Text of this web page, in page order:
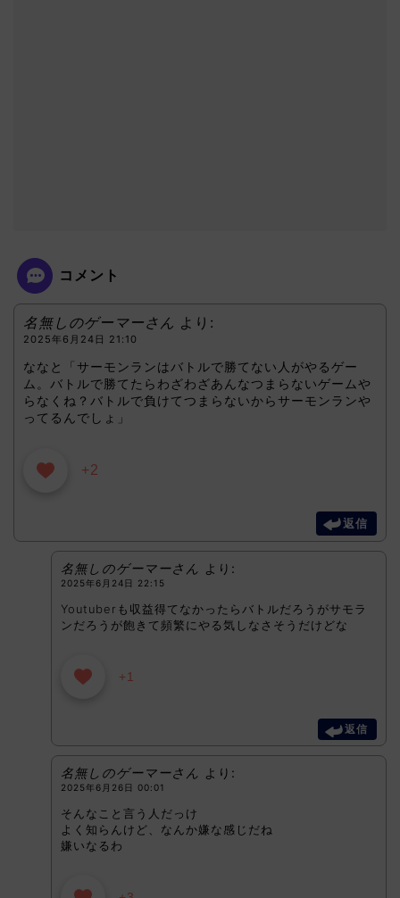
コメント
名無しのゲーマーさん より:
2025年6月24日 21:10
ななと「サーモンランはバトルで勝てない人がやるゲー
ム。バトルで勝てたらわざわざあんなつまらないゲームや
らなくね？バトルで負けてつまらないからサーモンランや
ってるんでしょ」
+2
返信
名無しのゲーマーさん より:
2025年6月24日 22:15
Youtuberも収益得てなかったらバトルだろうがサモラ
ンだろうが飽きて頻繁にやる気しなさそうだけどな
+1
返信
名無しのゲーマーさん より:
2025年6月26日 00:01
そんなこと言う人だっけ
よく知らんけど、なんか嫌な感じだね
嫌いなるわ